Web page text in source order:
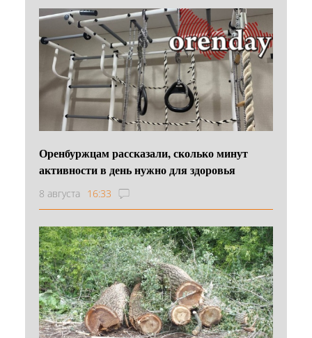
Оренбуржцам рассказали, сколько минут
активности в день нужно для здоровья
8 августа 16:33